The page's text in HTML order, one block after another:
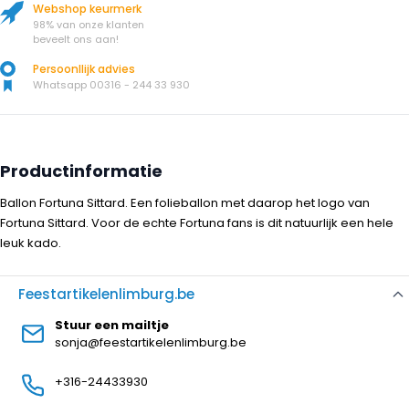
Webshop keurmerk
98% van onze klanten
beveelt ons aan!
Persoonllijk advies
Whatsapp 00316 - 244 33 930
Productinformatie
Ballon Fortuna Sittard. Een folieballon met daarop het logo van
Fortuna Sittard. Voor de echte Fortuna fans is dit natuurlijk een hele
leuk kado.
Feestartikelenlimburg.be
Stuur een mailtje
sonja@feestartikelenlimburg.be
+316-24433930